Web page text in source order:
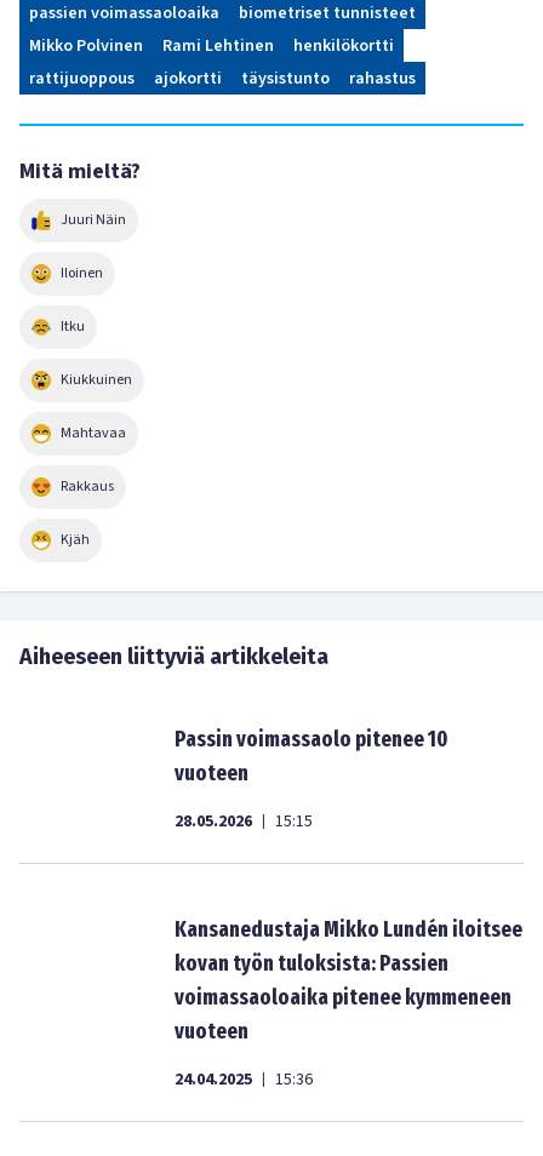
passien voimassaoloaika
biometriset tunnisteet
Mikko Polvinen
Rami Lehtinen
henkilökortti
rattijuoppous
ajokortti täysistunto rahastus
Mitä mieltä?
Juuri Näin
Iloinen
Itku
Kiukkuinen
Mahtavaa
Rakkaus
Kjäh
Aiheeseen liittyviä artikkeleita
Passin voimassaolo pitenee 10
vuoteen
28.05.2026 | 15:15
Kansanedustaja Mikko Lundén iloitsee
kovan työn tuloksista: Passien
voimassaoloaika pitenee kymmeneen
vuoteen
24.04.2025 | 15:36